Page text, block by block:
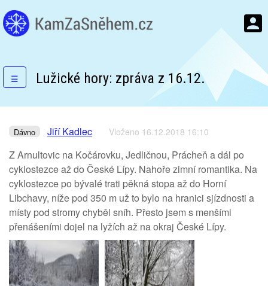
☰ Lužické hory: zpráva z 16.12.
Dávno Jiří Kadlec Vloženo 16.12.2018 16:10
Z Arnultovic na Kočárovku, Jedličnou, Prácheň a dál po
cyklostezce až do České Lípy. Nahoře zimní romantika. Na
cyklostezce po bývalé trati pěkná stopa až do Horní
Libchavy, níže pod 350 m už to bylo na hranici sjízdnosti a
místy pod stromy chyběl sníh. Přesto jsem s menšími
přenášeními dojel na lyžích až na okraj České Lípy.